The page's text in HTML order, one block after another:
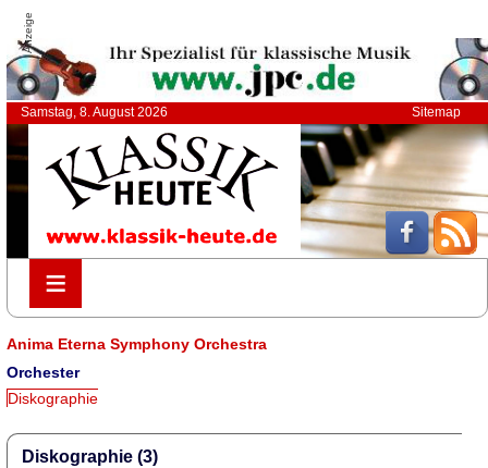
Anzeige
Samstag, 8. August 2026 Sitemap
≡
≡
Anima Eterna Symphony Orchestra
Orchester
Diskographie
Diskographie (3)